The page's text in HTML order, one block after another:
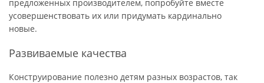
предложенных производителем, попробуйте вместе
усовершенствовать их или придумать кардинально
новые.
Развиваемые качества
Конструирование полезно детям разных возрастов, так